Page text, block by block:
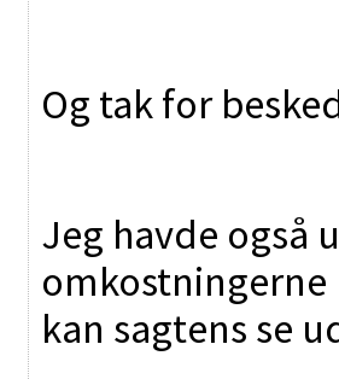
Og tak for
Jeg havde også
kan sagtens se